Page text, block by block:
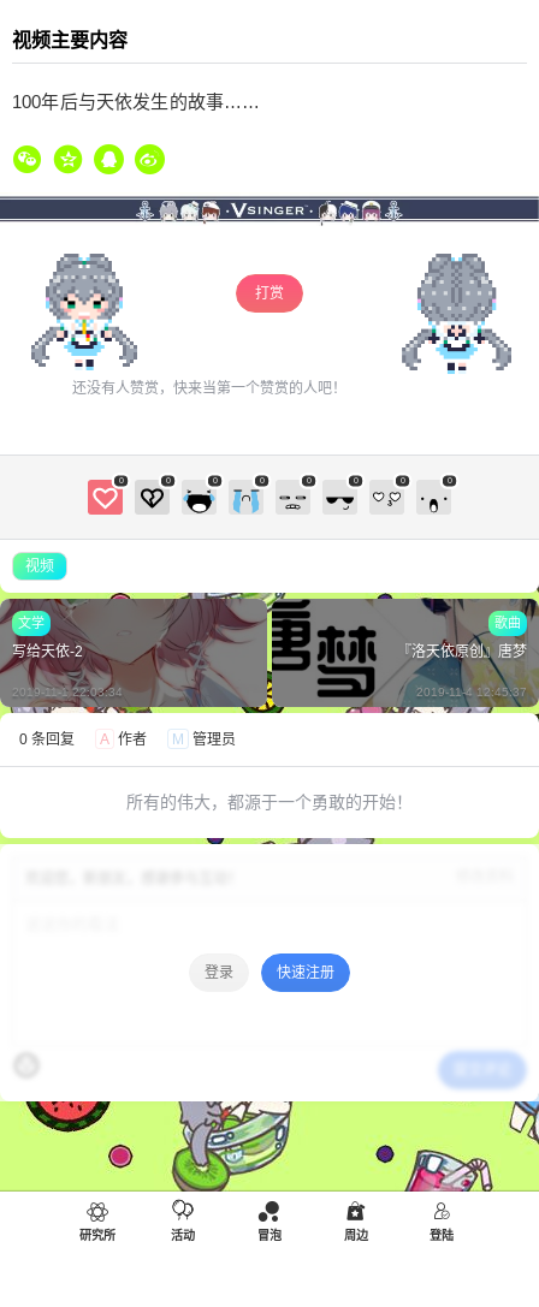
视频主要内容
100年后与天依发生的故事……
打赏
还没有人赞赏，快来当第一个赞赏的人吧！
0 0 0 0 0 0 0 0
视频
文学
写给天依-2
2019-11-1 22:03:34
歌曲
『洛天依原创』唐梦
2019-11-4 12:45:37
0 条回复 A 作者 M 管理员
所有的伟大，都源于一个勇敢的开始！
登录 快速注册
研究所 活动 冒泡 周边 登陆
您没有权限发布内容，请购买会员或者提升权
限。
6位以上
忘记密码？ 已有帐号？ 登录